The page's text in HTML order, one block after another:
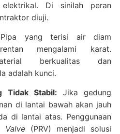
Di sinilah peran
diuji.
yang terisi air diam
mengalami karat.
berkualitas dan
adalah kunci.
Tidak Stabil: Jika gedung
di lantai bawah akan jauh
di lantai atas. Penggunaan
Valve(PRV) menjadi solusi